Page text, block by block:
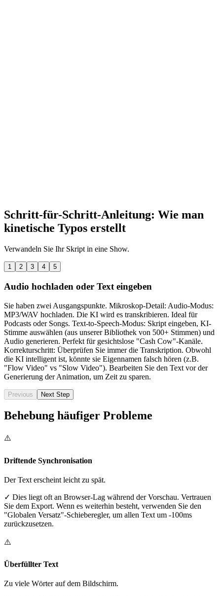
Schritt-für-Schritt-Anleitung: Wie man
kinetische Typos erstellt
Verwandeln Sie Ihr Skript in eine Show.
1 2 3 4 5
Audio hochladen oder Text eingeben
Sie haben zwei Ausgangspunkte. Mikroskop-Detail: Audio-Modus:
MP3/WAV hochladen. Die KI wird es transkribieren. Ideal für
Podcasts oder Songs. Text-to-Speech-Modus: Skript eingeben, KI-
Stimme auswählen (aus unserer Bibliothek von 500+ Stimmen) und
Audio generieren. Perfekt für gesichtslose "Cash Cow"-Kanäle.
Korrekturschritt: Überprüfen Sie immer die Transkription. Obwohl
die KI intelligent ist, könnte sie Eigennamen falsch hören (z.B.
"Flow Video" vs "Slow Video"). Bearbeiten Sie den Text vor der
Generierung der Animation, um Zeit zu sparen.
Previous Next Step
Behebung häufiger Probleme
⚠️
Driftende Synchronisation
Der Text erscheint leicht zu spät.
✓ Dies liegt oft an Browser-Lag während der Vorschau. Vertrauen
Sie dem Export. Wenn es weiterhin besteht, verwenden Sie den
"Globalen Versatz"-Schieberegler, um allen Text um -100ms
zurückzusetzen.
⚠️
Überfüllter Text
Zu viele Wörter auf dem Bildschirm.